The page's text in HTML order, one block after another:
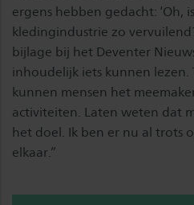
ergens hebben gedacht: ‘Oh,
kledingindustrie zo
bijlage bij het Deventer
inhoudelijk iets kunnen lezen.
kunnen mensen het
activiteiten. Laten weten dat
het doel. Ik ben er nu al trots
elkaar.”